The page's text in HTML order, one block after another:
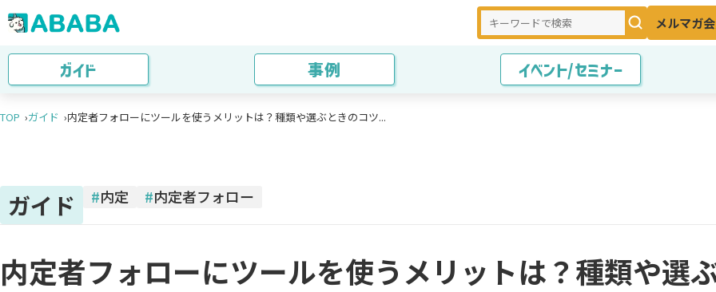
メルマガ
ガイド 事例 イベント/セミナー
TOP ガイド 内定者フォローにツールを使うメリットは？種類や選ぶときのコツ...
ガイド #内定 #内定者フォロー
内定者フォローにツールを使うメリットは？種類や選